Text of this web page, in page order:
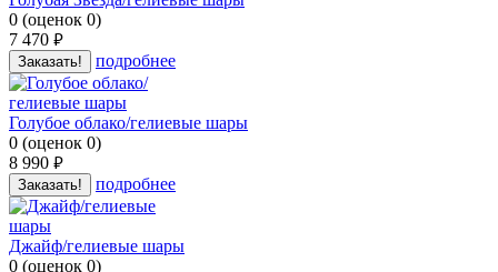
0 (оценок 0)
7 470 руб.
Заказать! подробнее
Голубое облако/гелиевые шары
0 (оценок 0)
8 990 руб.
Заказать! подробнее
Джайф/гелиевые шары
0 (оценок 0)